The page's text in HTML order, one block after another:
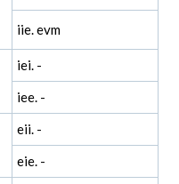
iie. evm
iei. -
iee. -
eii. -
eie. -